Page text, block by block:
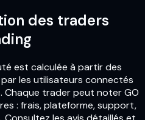
des traders
est calculée à partir des
les utilisateurs connectés
Chaque trader peut noter GO
: frais, plateforme, support,